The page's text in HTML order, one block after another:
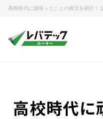
高校時代に頑張ったことの例文を紹介！
高校時代に